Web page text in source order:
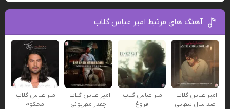
آهنگ های مرتبط امیر عباس گلاب
امیر عباس گلاب -
صد سال تنهایی
امیر عباس گلاب -
فروغ
امیر عباس گلاب -
چقدر مهربونی
امیر عباس گلاب -
محکوم